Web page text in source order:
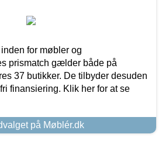
for møbler og
prismatch gælder både på
37 butikker. De tilbyder desuden
finansiering. Klik her for at se
på Møblér.dk